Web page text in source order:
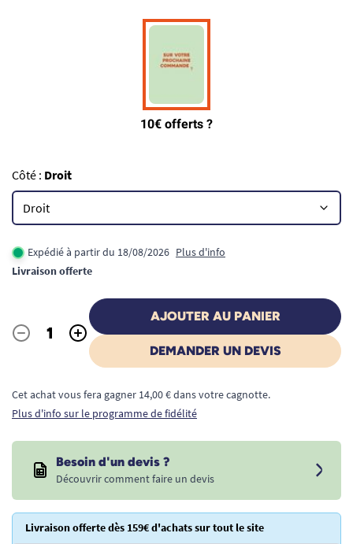
Côté : Droit
Expédié à partir du 18/08/2026 Plus d'info
Livraison offerte
Quantité
- +
AJOUTER AU PANIER
DEMANDER UN DEVIS
Cet achat vous fera gagner 14,00 € dans votre cagnotte.
Plus d'info sur le programme de fidélité
Besoin d'un devis ?
Découvrir comment faire un devis
Livraison offerte dès 159€ d'achats sur tout le site